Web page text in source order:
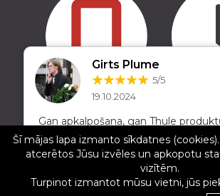
Copyright © 2016 - 2026, SIA
Mājas lapas izstrāde
Girts Plume
5/5
19.10.2024
Gan apkalpošana, gan Thule
pelnījušas visas piecas zvaigznes.
ģimenei nedēļas nogalēs
dabas nav nepieciešamības pēc
pārgājienu inventāru var salikt
Šī mājas lapa izmanto sīkdatnes
atcerētos Jūsu izvēles un apkopotu
vizītēm.
Turpinot izmantot mūsu vietni, jūs